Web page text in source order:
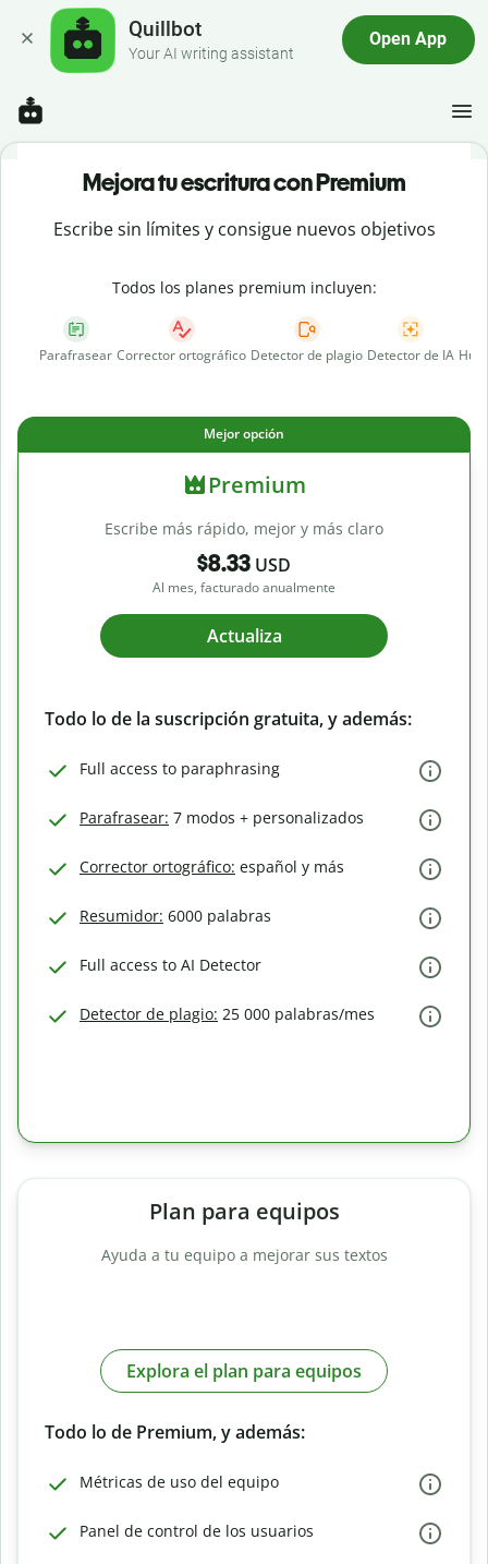
Quillbot
Your AI writing assistant
Open App
Mejora tu escritura con Premium
Escribe sin límites y consigue nuevos objetivos
Todos los planes premium incluyen:
Parafrasear Corrector ortográfico Detector de plagio Detector de IA
Mejor opción
Premium
Escribe más rápido, mejor y más claro
$8.33 USD
Al mes, facturado anualmente
Actualiza
Todo lo de la suscripción gratuita, y además:
Full access to paraphrasing
Parafrasear: 7 modos + personalizados
Corrector ortográfico: español y más
Resumidor: 6000 palabras
Full access to AI Detector
Detector de plagio: 25 000 palabras/mes
Plan para equipos
Ayuda a tu equipo a mejorar sus textos
Explora el plan para equipos
Todo lo de Premium, y además:
Métricas de uso del equipo
Panel de control de los usuarios